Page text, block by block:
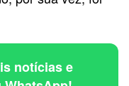
notícias e